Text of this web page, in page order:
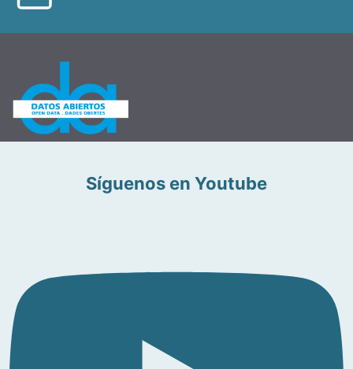
Síguenos en Youtube